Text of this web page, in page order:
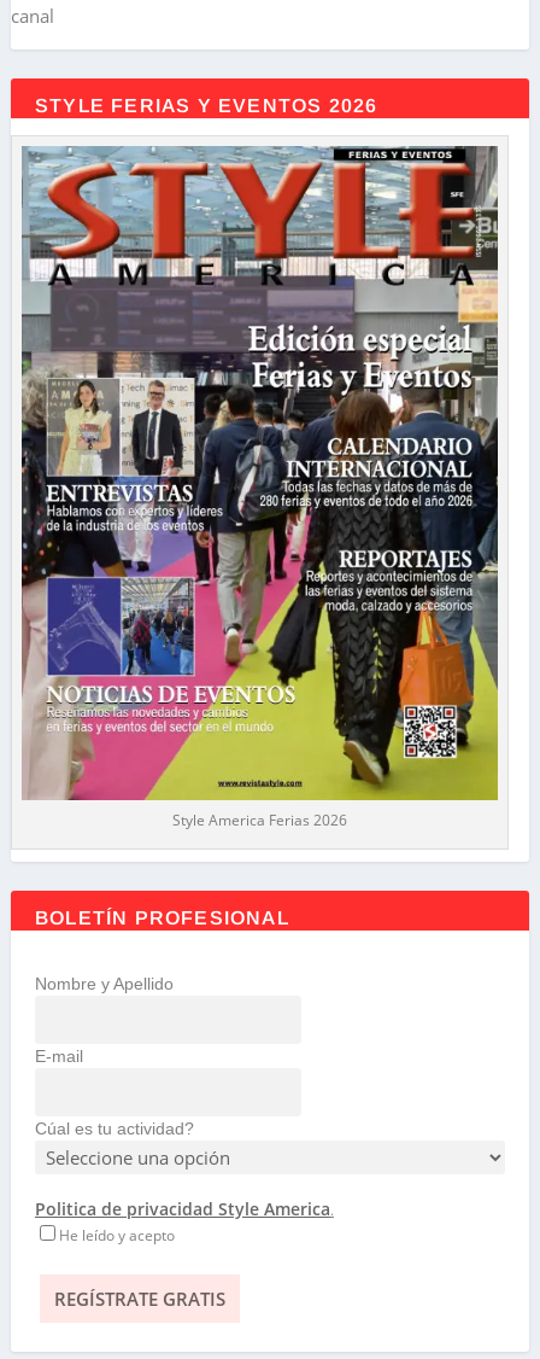
canal
STYLE FERIAS Y EVENTOS 2026
Style America Ferias 2026
BOLETÍN PROFESIONAL
Nombre y Apellido
E-mail
Cúal es tu actividad?
Politica de privacidad Style America.
He leído y acepto